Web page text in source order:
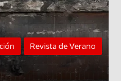
Revista de Verano